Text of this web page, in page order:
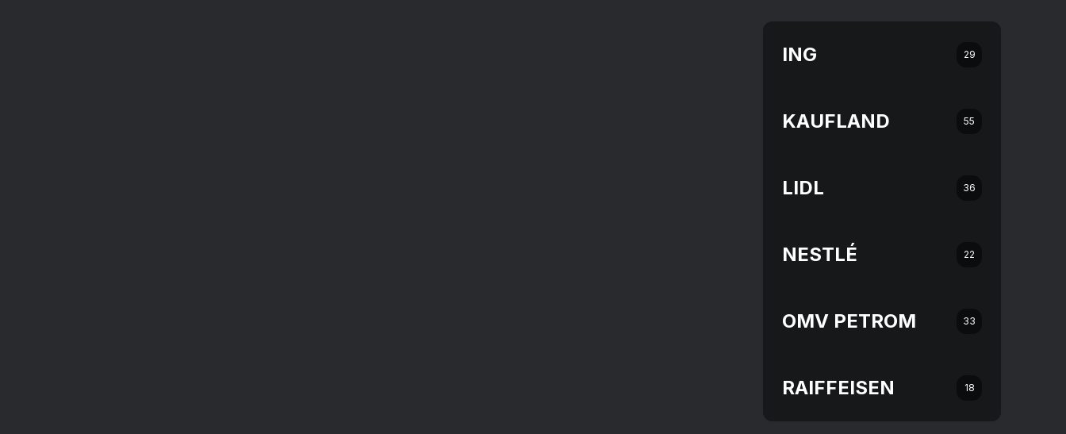
ING 29
KAUFLAND 55
LIDL 36
NESTLÉ 22
OMV PETROM 33
RAIFFEISEN 18